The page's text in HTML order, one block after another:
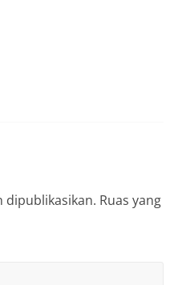
dipublikasikan. Ruas yang